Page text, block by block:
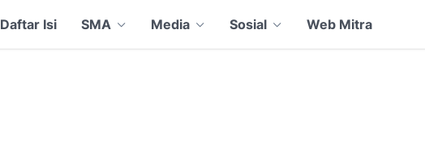
Daftar Isi SMA Media Sosial Web Mitra